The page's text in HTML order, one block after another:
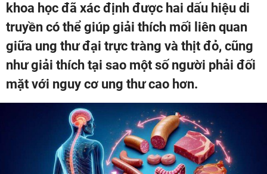
khoa học đã xác định được hai dấu hiệu di
truyền có thể giúp giải thích mối liên quan
giữa ung thư đại trực tràng và thịt đỏ, cũng
như giải thích tại sao một số người phải đối
mặt với nguy cơ ung thư cao hơn.